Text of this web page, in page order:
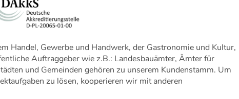
Handel, Gewerbe und Handwerk, der Gastronomie und Kultur,
Auftraggeber wie z.B.: Landesbauämter, Ämter für
und Gemeinden gehören zu unserem Kundenstamm. Um
zu lösen, kooperieren wir mit anderen